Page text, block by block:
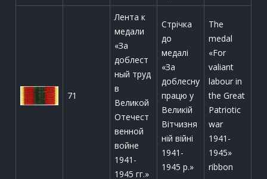
71
Лента к
медали
«За
доблест
ный труд
в
Великой
Отечест
венной
войне
1941-
1945 гг.»
Стрічка
до
медалі
«За
доблесну
працю у
Великій
Вітчизня
ній війні
1941-
1945 р.»
The
medal
«For
valiant
labour in
the Great
Patriotic
war
1941-
1945»
ribbon